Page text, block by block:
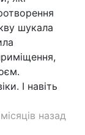
шукала
І навіть
місяців назад